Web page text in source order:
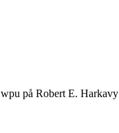
på Robert E. Harkavy